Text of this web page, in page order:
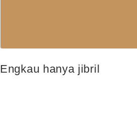
Engkau hanya jibril